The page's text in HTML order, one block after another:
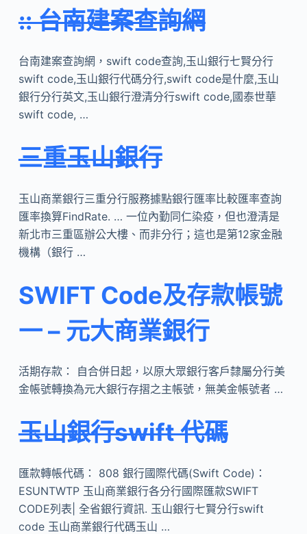
:: 台南建案查詢網
台南建案查詢網，swift code查詢,玉山銀行七賢分行
swift code,玉山銀行代碼分行,swift code是什麼,玉山
銀行分行英文,玉山銀行澄清分行swift code,國泰世華
swift code, …
三重玉山銀行
玉山商業銀行三重分行服務據點銀行匯率比較匯率查詢
匯率換算FindRate. … 一位內勤同仁染疫，但也澄清是
新北市三重區辦公大樓、而非分行；這也是第12家金融
機構（銀行 …
SWIFT Code及存款帳號
一 – 元大商業銀行
活期存款： 自合併日起，以原大眾銀行客戶隸屬分行美
金帳號轉換為元大銀行存摺之主帳號，無美金帳號者 …
玉山銀行swift 代碼
匯款轉帳代碼： 808 銀行國際代碼(Swift Code)：
ESUNTWTP 玉山商業銀行各分行國際匯款SWIFT
CODE列表| 全省銀行資訊. 玉山銀行七賢分行swift
code 玉山商業銀行代碼玉山 …